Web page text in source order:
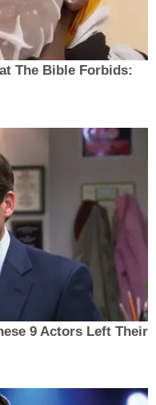
The Bible Forbids:
9 Actors Left Their